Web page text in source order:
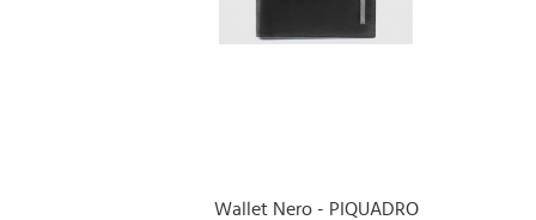
Wallet Nero - PIQUADRO